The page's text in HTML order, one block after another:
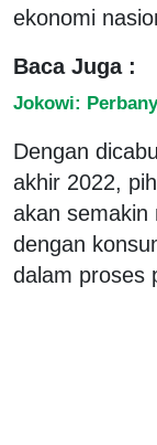
ekonomi
Baca Juga :
Jokowi:
Dengan
akhir 2022,
akan semakin
dengan
dalam proses